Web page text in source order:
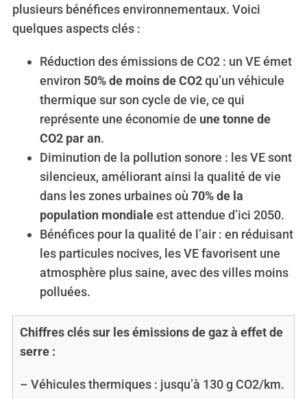
plusieurs bénéfices environnementaux. Voici
quelques aspects clés :
Réduction des émissions de CO2 : un VE émet
environ 50% de moins de CO2qu’un véhicule
thermique sur son cycle de vie, ce qui
représente une économie de une tonne de
CO2 par an.
Diminution de la pollution sonore : les VE sont
silencieux, améliorant ainsi la qualité de vie
dans les zones urbaines où 70% de la
population mondialeest attendue d’ici 2050.
Bénéfices pour la qualité de l’air : en réduisant
les particules nocives, les VE favorisent une
atmosphère plus saine, avec des villes moins
polluées.
Chiffres clés sur les émissions de gaz à effet de
serre :
– Véhicules thermiques : jusqu’à 130 g CO2/km.